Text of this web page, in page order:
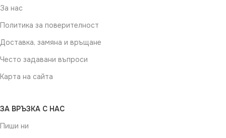
За нас
Политика за поверителност
Доставка, замяна и връщане
Често задавани въпроси
Карта на сайта
ЗА ВРЪЗКА С НАС
Пиши ни